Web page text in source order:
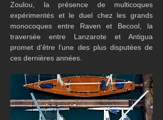
Zoulou, la présence de multicoques
expérimentés et le duel chez les grands
monocoques entre Raven et Becool, la
traversée entre Lanzarote et Antigua
promet d’être l’une des plus disputées de
ces dernières années.